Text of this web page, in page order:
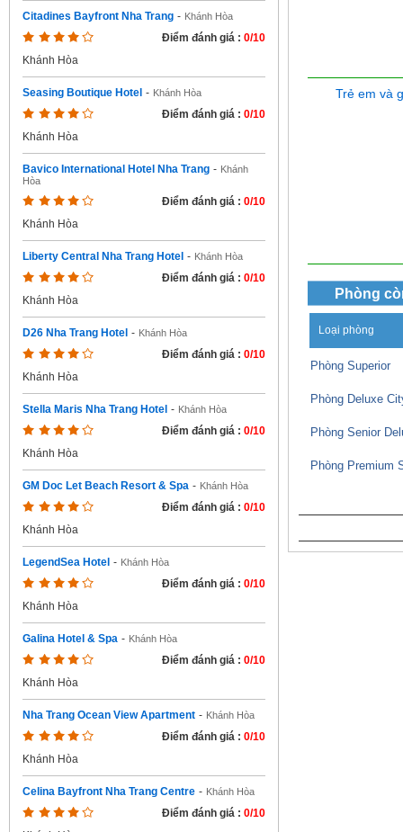
Citadines Bayfront Nha Trang - Khánh Hòa
Điểm đánh giá : 0/10
Khánh Hòa
Seasing Boutique Hotel - Khánh Hòa
Điểm đánh giá : 0/10
Khánh Hòa
Bavico International Hotel Nha Trang - Khánh
Hòa
Điểm đánh giá : 0/10
Khánh Hòa
Liberty Central Nha Trang Hotel - Khánh Hòa
Điểm đánh giá : 0/10
Khánh Hòa
D26 Nha Trang Hotel - Khánh Hòa
Điểm đánh giá : 0/10
Khánh Hòa
Stella Maris Nha Trang Hotel - Khánh Hòa
Điểm đánh giá : 0/10
Khánh Hòa
GM Doc Let Beach Resort & Spa - Khánh Hòa
Điểm đánh giá : 0/10
Khánh Hòa
LegendSea Hotel - Khánh Hòa
Điểm đánh giá : 0/10
Khánh Hòa
Galina Hotel & Spa - Khánh Hòa
Điểm đánh giá : 0/10
Khánh Hòa
Nha Trang Ocean View Apartment - Khánh Hòa
Điểm đánh giá : 0/10
Khánh Hòa
Celina Bayfront Nha Trang Centre - Khánh Hòa
Điểm đánh giá : 0/10
Trẻ em và
Phòng
Loại phòng
Phòng Superior
Phòng Deluxe
Phòng Senior
Phòng Premium